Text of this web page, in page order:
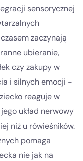
sensorycznej
zaczynają
ubieranie,
czy zakupy w
i silnych emocji -
reaguje w
układ nerwowy
niż u rówieśników.
pomaga
nie jak na